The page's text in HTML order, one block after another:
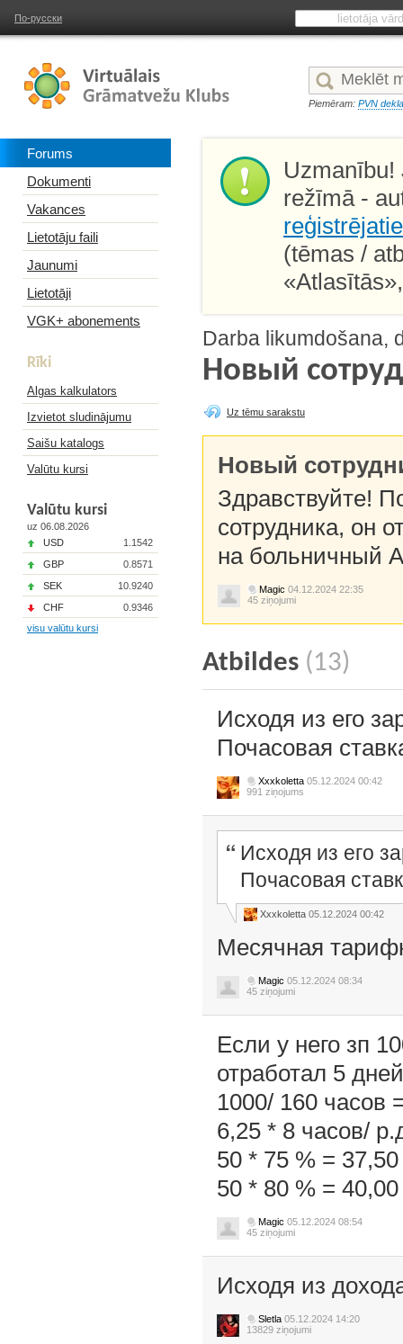
По-русски
Piemēram: PVN
Forums
Dokumenti
Vakances
Lietotāju faili
Jaunumi
Lietotāji
VGK+ abonements
Rīki
Algas kalkulators
Izvietot sludinājumu
Saišu katalogs
Valūtu kursi
Valūtu kursi
uz 06.08.2026
USD
1.1542
GBP
0.8571
SEK
10.9240
CHF
0.9346
visu valūtu kursi
Uzmanību!
režīmā -
(tēmas /
Darba likumdošana,
Новый
Uz tēmu sarakstu
Новый
Здравствуйте!
сотрудника, он
на больничный
Magic 04.12.2024 22:35
45 ziņojumi
Atbildes (13)
Исходя из его
Почасовая
Xxxkoletta 05.12.2024 00:42
991 ziņojums
Исходя из его
Почасовая
Xxxkoletta 05.12.2024 00:42
Месячная
Magic 05.12.2024 08:34
45 ziņojumi
Если у него зп
отработал 5
1000/ 160 часов
6,25 * 8 часов/
50 * 75 % = 37,50
50 * 80 % = 40,00
Magic 05.12.2024 08:54
45 ziņojumi
Исходя из
Sletla 05.12.2024 14:20
13829 ziņojumi